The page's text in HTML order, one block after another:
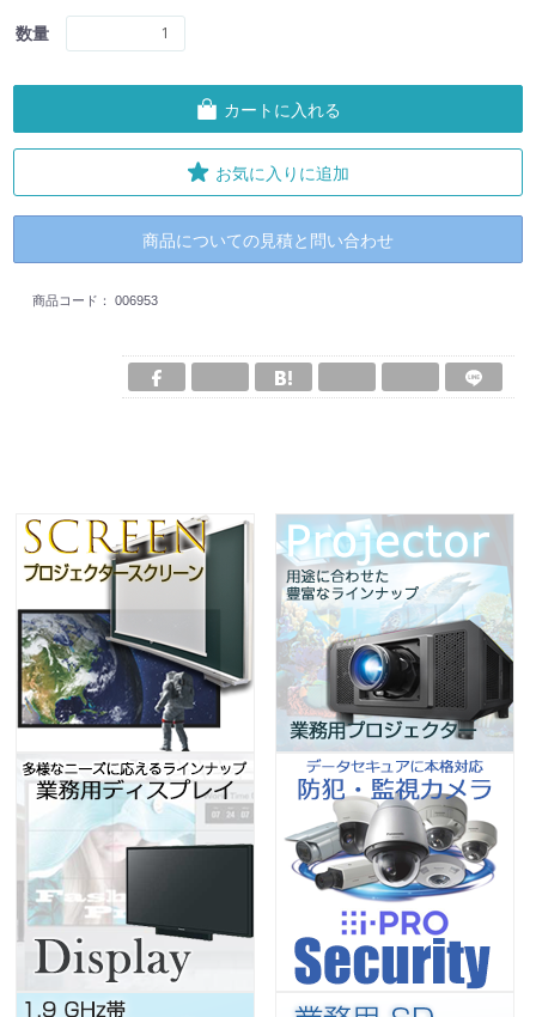
数量
カートに入れる
お気に入りに追加
商品についての見積と問い合わせ
商品コード： 006953